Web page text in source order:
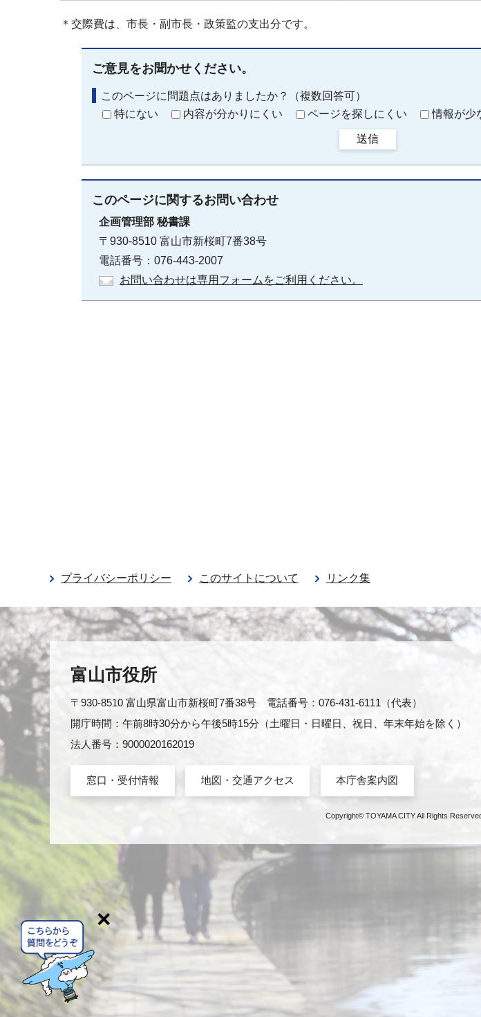
＊交際費は、市長・副市長・政策監の支出分です。
ご意見をお聞かせください。
このページに問題点はありましたか？（複数回答可）
特にない
内容が分かりにくい ページを探しにくい 情報が少
送信
このページに関するお問い合わせ
企画管理部 秘書課
〒930-8510 富山市新桜町7番38号
電話番号：076-443-2007
お問い合わせは専用フォームをご利用ください。
プライバシーポリシー このサイトについて リンク集
富山市役所
〒930-8510 富山県富山市新桜町7番38号 電話番号：076-431-6111（代表）
開庁時間：午前8時30分から午後5時15分（土曜日・日曜日、祝日、年末年始を除く）
法人番号：9000020162019
窓口・受付情報 地図・交通アクセス 本庁舎案内図
Copyright© TOYAMA CITY All Rights
×